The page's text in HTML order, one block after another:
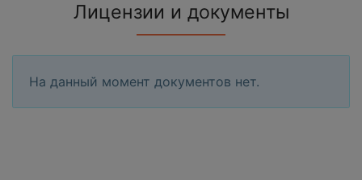
Лицензии и документы
На данный момент документов нет.